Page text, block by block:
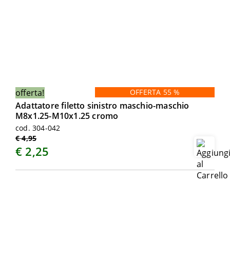
offerta! OFFERTA 55 %
Adattatore filetto sinistro maschio-maschio
M8x1.25-M10x1.25 cromo
cod. 304-042
€ 4,95
€ 2,25